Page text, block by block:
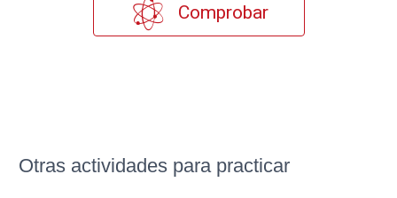
Comprobar
Otras actividades para practicar